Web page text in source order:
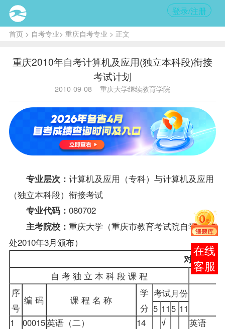
登录/注册
首页> 自考专业> 重庆自考专业 > 正文
重庆2010年自考计算机及应用(独立本科段)衔接
考试计划
2010-09-08 重庆大学继续教育学院
专业层次： 计算机及应用（专科） 与计算机及应用
（独立本科段）衔接考试
专业代码： 080702
主考院校： 重庆大学（重庆市教育考试院自学考试
处2010年3月颁布）
对 应 衔
自 考 独 立 本 科 段 课 程
序
号
编 码 课 程 名 称
学
分
考试月份
5 11 5 11
1
00015英语（二） 14 √
英语
报考
咨询